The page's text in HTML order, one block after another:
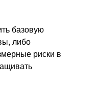
базовую
либо
риски в